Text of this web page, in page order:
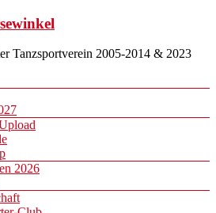
Tanzsportverein 2005-2014 & 2023
2026